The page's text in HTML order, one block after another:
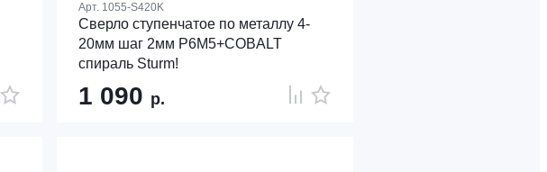
Арт. 1055-S420K
Сверло ступенчатое по металлу 4-
20мм шаг 2мм Р6М5+COBALT
спираль Sturm!
1 090 р.